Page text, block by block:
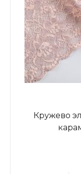
Кружево